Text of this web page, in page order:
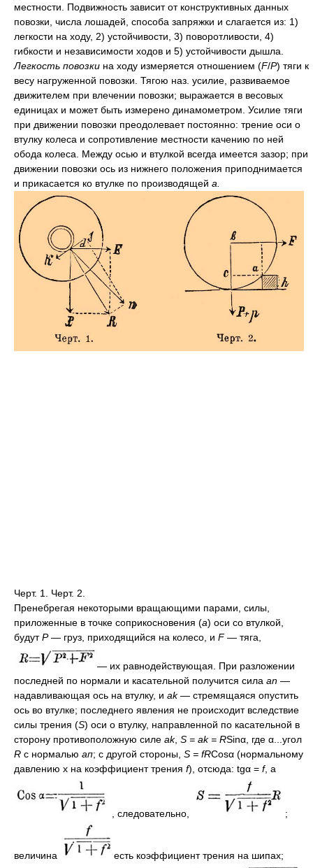
местности. Подвижность зависит от конструктивных данных
повозки, числа лошадей, способа запряжки и слагается из: 1)
легкости на ходу, 2) устойчивости, 3) поворотливости, 4)
гибкости и независимости ходов и 5) устойчивости дышла.
Легкость повозки на ходу измеряется отношением (F/P) тяги к
весу нагруженной повозки. Тягою наз. усилие, развиваемое
движителем при влечении повозки; выражается в весовых
единицах и может быть измерено динамометром. Усилие тяги
при движении повозки преодолевает постоянно: трение оси о
втулку колеса и сопротивление местности качению по ней
обода колеса. Между осью и втулкой всегда имеется зазор; при
движении повозки ось из нижнего положения приподнимается
и прикасается ко втулке по производящей а.
Черт. 1. Черт. 2.
Пренебрегая некоторыми вращающими парами, силы,
приложенные в точке соприкосновения (а) оси со втулкой,
будутΡ— груз, приходящийся на колесо, и F— тяга,
— их равнодействующая. При разложении
последней по нормали и касательной получится сила an —
надавливающая ось на втулку, и ak— стремящаяся опустить
ось во втулке; последнего явления не происходит вследствие
силы трения (S) оси о втулку, направленной по касательной в
сторону противоположную силе ak, S = ak = RSinα, где α...угол
R с нормалью ап; с другой стороны, S = fRCosα (нормальному
давлению х на коэффициент трения f), отсюда: tgα = f, a
, следовательно, ;
величина есть коэффициент трения на шипах;